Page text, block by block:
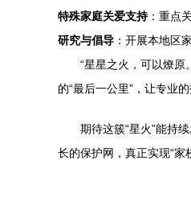
特殊家庭关爱支持：重点
研究与倡导 ：开展本地区
“星星之火，可以燎
的“最后一公里”，让专业
期待这簇“星火”能持
长的保护网，真正实现“家